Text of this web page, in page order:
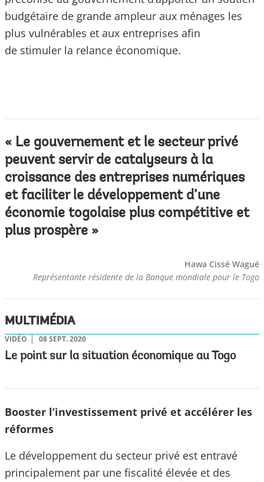
budgétaire de grande ampleur aux ménages les
plus vulnérables et aux entreprises afin
de stimuler la relance économique.
« Le gouvernement et le secteur privé
peuvent servir de catalyseurs à la
croissance des entreprises numériques
et faciliter le développement d’une
économie togolaise plus compétitive et
plus prospère »
Hawa Cissé Wagué
Représentante résidente de la Banque mondiale pour le Togo
MULTIMÉDIA
VIDÉO 08 SEPT. 2020
Le point sur la situation économique au Togo
Booster l’investissement privé et accélérer les
réformes
Le développement du secteur privé est entravé
principalement par une fiscalité élevée et des